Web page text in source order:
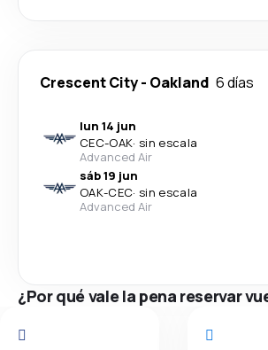
Crescent City- Oakland 6 días
lun 14 jun
CEC-OAK· sin escala
Advanced Air
sáb 19 jun
OAK-CEC· sin escala
Advanced Air
¿Por qué vale la pena reservar